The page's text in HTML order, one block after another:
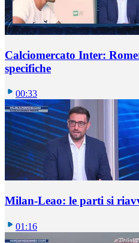
Calciomercato Inter:
specifiche
00:33
Milan-Leao: le parti si
01:16